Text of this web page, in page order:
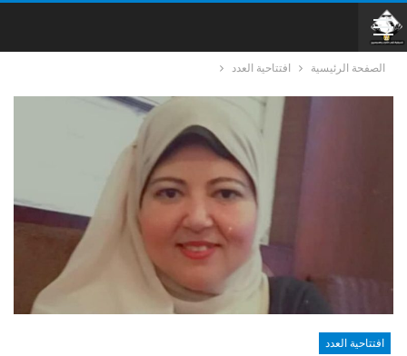
الصفحة الرئيسية افتتاحية العدد
افتتاحية العدد